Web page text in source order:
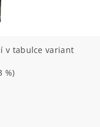
v tabulce variant
%)